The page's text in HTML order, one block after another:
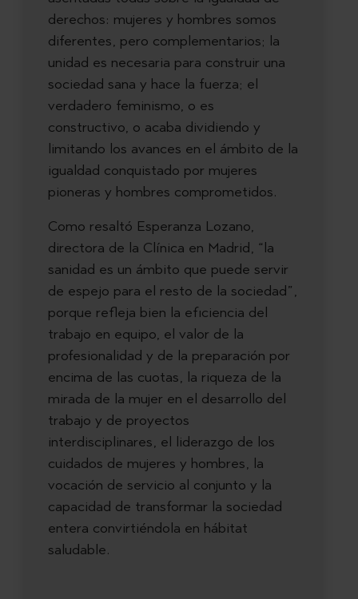
derechos: mujeres y hombres somos
diferentes, pero complementarios; la
unidad es necesaria para construir una
sociedad sana y hace la fuerza; el
verdadero feminismo, o es
constructivo, o acaba dividiendo y
limitando los avances en el ámbito de la
igualdad conquistado por mujeres
pioneras y hombres comprometidos.
Como resaltó Esperanza Lozano,
directora de la Clínica en Madrid, “la
sanidad es un ámbito que puede servir
de espejo para el resto de la sociedad”,
porque refleja bien la eficiencia del
trabajo en equipo, el valor de la
profesionalidad y de la preparación por
encima de las cuotas, la riqueza de la
mirada de la mujer en el desarrollo del
trabajo y de proyectos
interdisciplinares, el liderazgo de los
cuidados de mujeres y hombres, la
vocación de servicio al conjunto y la
capacidad de transformar la sociedad
entera convirtiéndola en hábitat
saludable.